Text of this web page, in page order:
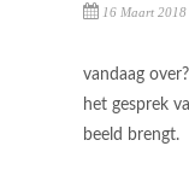
16 Maart 2018
vandaag
het gesprek
beeld brengt.